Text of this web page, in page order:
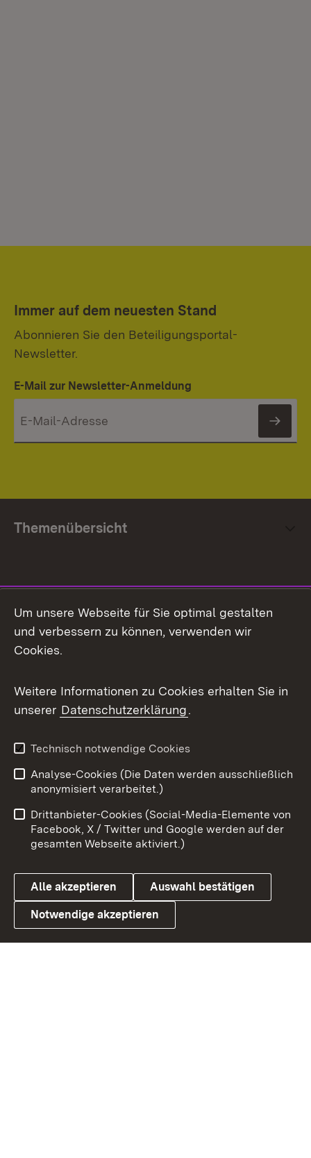
Immer auf dem neuesten Stand
Abonnieren Sie den Beteiligungsportal-
Newsletter.
E-Mail zur Newsletter-Anmeldung
Themenübersicht
Facebook
X / Twitter
Youtube
Link zum Landesportal
Impressum
Kontakt
Barrierefreiheit
Datenschutz
Cookies
Um unsere Webseite für Sie optimal gestalten
und verbessern zu können, verwenden wir
Cookies.
Weitere Informationen zu Cookies erhalten Sie in
unserer Datenschutzerklärung.
Technisch notwendige Cookies
Analyse-Cookies (Die Daten werden ausschließlich
anonymisiert verarbeitet.)
Drittanbieter-Cookies (Social-Media-Elemente von
Facebook, X / Twitter und Google werden auf der
gesamten Webseite aktiviert.)
Alle akzeptieren Auswahl bestätigen
Notwendige akzeptieren